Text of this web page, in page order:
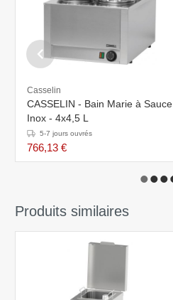
Casselin
CASSELIN - Bain Marie à Sauce
Inox - 4x4,5 L
5-7 jours ouvrés
766,13 €
Produits similaires